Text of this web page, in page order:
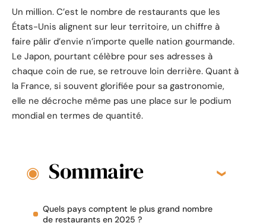
Un million. C’est le nombre de restaurants que les
États-Unis alignent sur leur territoire, un chiffre à
faire pâlir d’envie n’importe quelle nation gourmande.
Le Japon, pourtant célèbre pour ses adresses à
chaque coin de rue, se retrouve loin derrière. Quant à
la France, si souvent glorifiée pour sa gastronomie,
elle ne décroche même pas une place sur le podium
mondial en termes de quantité.
Sommaire
Quels pays comptent le plus grand nombre
de restaurants en 2025 ?